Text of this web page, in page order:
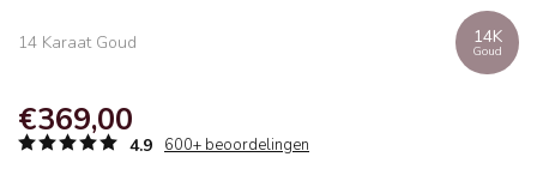
14 Karaat Goud 14K
Goud
€369,00
4.9 600+ beoordelingen